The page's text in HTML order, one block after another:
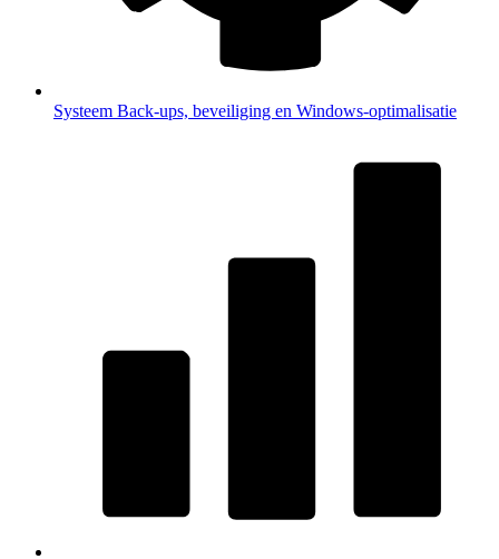
Systeem Back-ups, beveiliging en Windows-optimalisatie